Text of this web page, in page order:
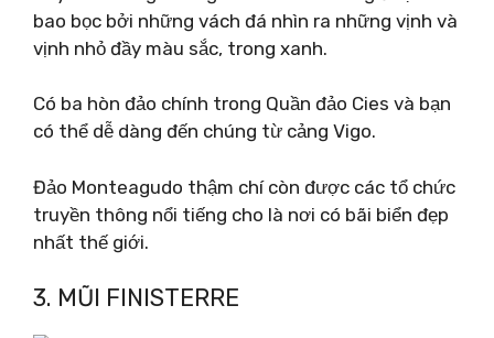
bao bọc bởi những vách đá nhìn ra những vịnh và
vịnh nhỏ đầy màu sắc, trong xanh.
Có ba hòn đảo chính trong Quần đảo Cies và bạn
có thể dễ dàng đến chúng từ cảng Vigo.
Đảo Monteagudo thậm chí còn được các tổ chức
truyền thông nổi tiếng cho là nơi có bãi biển đẹp
nhất thế giới.
3. MŨI FINISTERRE